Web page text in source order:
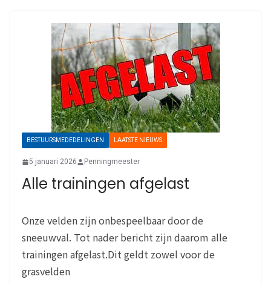
BESTUURSMEDEDELINGEN LAATSTE NIEUWS
5 januari 2026 Penningmeester
Alle trainingen afgelast
Onze velden zijn onbespeelbaar door de
sneeuwval. Tot nader bericht zijn daarom alle
trainingen afgelast.Dit geldt zowel voor de
grasvelden